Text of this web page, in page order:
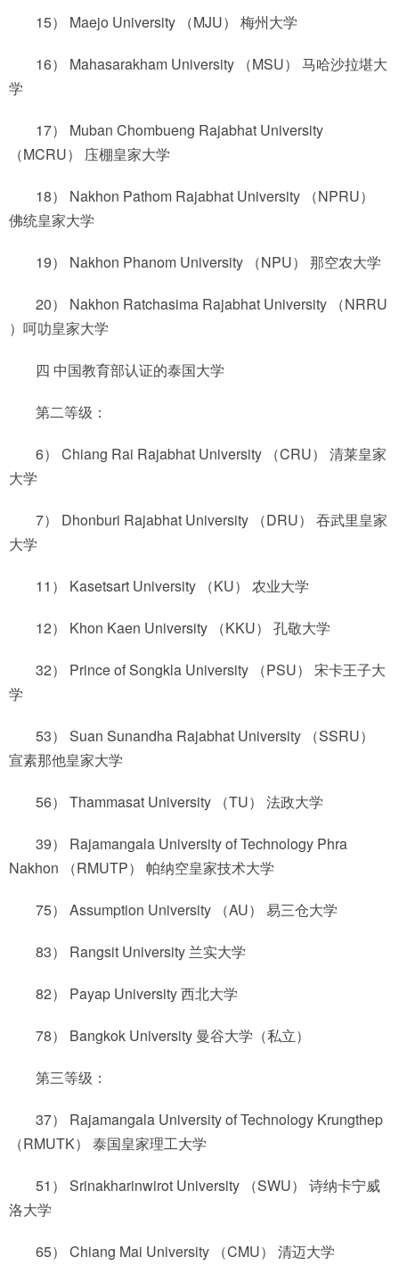
15） Maejo University （MJU） 梅州大学
16） Mahasarakham University （MSU） 马哈沙拉堪大
学
17） Muban Chombueng Rajabhat University
（MCRU） 庒棚皇家大学
18） Nakhon Pathom Rajabhat University （NPRU）
佛统皇家大学
19） Nakhon Phanom University （NPU） 那空农大学
20） Nakhon Ratchasima Rajabhat University （NRRU
）呵叻皇家大学
四 中国教育部认证的泰国大学
第二等级：
6） Chiang Rai Rajabhat University （CRU） 清莱皇家
大学
7） Dhonburi Rajabhat University （DRU） 吞武里皇家
大学
11） Kasetsart University （KU） 农业大学
12） Khon Kaen University （KKU） 孔敬大学
32） Prince of Songkla University （PSU） 宋卡王子大
学
53） Suan Sunandha Rajabhat University （SSRU）
宣素那他皇家大学
56） Thammasat University （TU） 法政大学
39） Rajamangala University of Technology Phra
Nakhon （RMUTP） 帕纳空皇家技术大学
75） Assumption University （AU） 易三仓大学
83） Rangsit University 兰实大学
82） Payap University 西北大学
78） Bangkok University 曼谷大学（私立）
第三等级：
37） Rajamangala University of Technology Krungthep
（RMUTK） 泰国皇家理工大学
51） Srinakharinwirot University （SWU） 诗纳卡宁威
洛大学
65） Chiang Mai University （CMU） 清迈大学